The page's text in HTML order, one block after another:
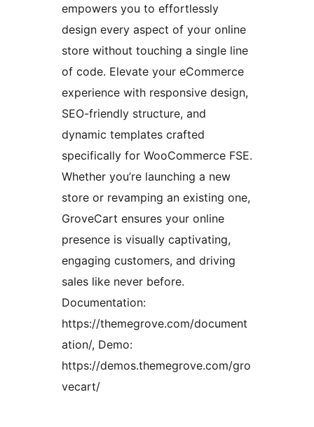
empowers you to effortlessly
design every aspect of your online
store without touching a single line
of code. Elevate your eCommerce
experience with responsive design,
SEO-friendly structure, and
dynamic templates crafted
specifically for WooCommerce FSE.
Whether you’re launching a new
store or revamping an existing one,
GroveCart ensures your online
presence is visually captivating,
engaging customers, and driving
sales like never before.
Documentation:
https://themegrove.com/document
ation/, Demo:
https://demos.themegrove.com/gro
vecart/